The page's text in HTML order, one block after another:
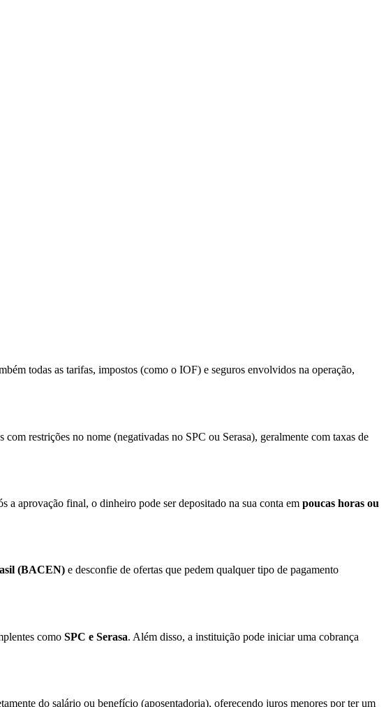
todas as tarifas, impostos (como o IOF) e seguros envolvidos na operação,
restrições no nome (negativadas no SPC ou Serasa), geralmente com taxas de
a aprovação final, o dinheiro pode ser depositado na sua conta em poucas horas ou
(BACEN) e desconfie de ofertas que pedem qualquer tipo de pagamento
como SPC e Serasa. Além disso, a instituição pode iniciar uma cobrança
do salário ou benefício (aposentadoria), oferecendo juros menores por ter um